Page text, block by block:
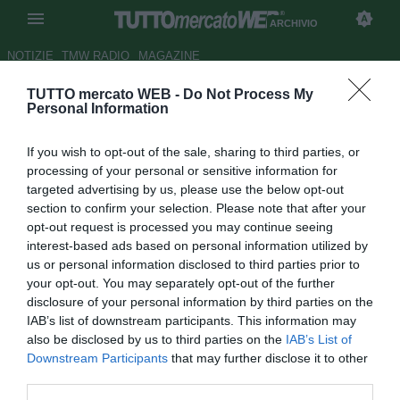
TUTTO mercato WEB - Do Not Process My
Personal Information
If you wish to opt-out of the sale, sharing to third parties, or
processing of your personal or sensitive information for
targeted advertising by us, please use the below opt-out
section to confirm your selection. Please note that after your
opt-out request is processed you may continue seeing
interest-based ads based on personal information utilized by
us or personal information disclosed to third parties prior to
your opt-out. You may separately opt-out of the further
disclosure of your personal information by third parties on the
IAB’s list of downstream participants. This information may
also be disclosed by us to third parties on the IAB’s List of
Downstream Participants that may further disclose it to other
ARCHIVIO
NOTIZIE TMW RADIO MAGAZINE
Il ministro La Russa: "Ma la
Autore Marco Gori
13.10.2010 08:18
vedi letture
Dura presa di posizione da parte del Ministro della Difesa,